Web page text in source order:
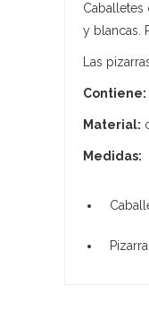
Caballetes
y blancas.
Las
Contiene:
Material:
Medidas: